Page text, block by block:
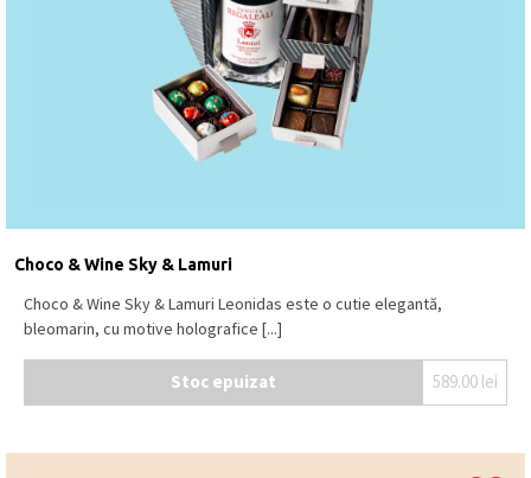
(min. 30% cacao), ciocolată albă.
Se păstrează la loc uscat și răcoros, la o
temperatură între 15⁰C – 18⁰C.Produs în Belgia
Choco & Wine Sky & Lamuri
Choco & Wine Sky & Lamuri Leonidas este o cutie elegantă,
bleomarin, cu motive holografice [...]
Stoc epuizat 589.00 lei